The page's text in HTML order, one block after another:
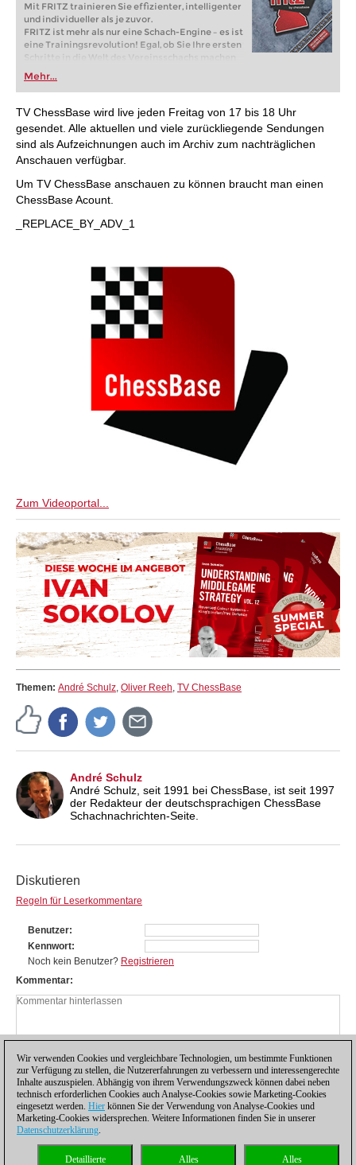
Mit FRITZ trainieren Sie effizienter, intelligenter
und individueller als je zuvor.
FRITZ ist mehr als nur eine Schach-Engine – es ist
eine Trainingsrevolution! Egal, ob Sie Ihre ersten
Schritte in die Welt des Vereinsschachs machen
oder bereits auf Turnierniveau spielen: Mit
FRITZ trainieren Sie effizienter, intelligenter und
individueller als je zuvor.
Mehr...
TV ChessBase wird live jeden Freitag von 17 bis 18 Uhr
gesendet. Alle aktuellen und viele zurückliegende Sendungen
sind als Aufzeichnungen auch im Archiv zum nachträglichen
Anschauen verfügbar.
Um TV ChessBase anschauen zu können braucht man einen
ChessBase Acount.
_REPLACE_BY_ADV_1
Zum Videoportal...
Themen: André Schulz, Oliver Reeh, TV ChessBase
André Schulz
André Schulz, seit 1991 bei ChessBase, ist seit 1997
der Redakteur der deutschsprachigen ChessBase
Schachnachrichten-Seite.
Diskutieren
Regeln für Leserkommentare
Benutzer
Kennwort
Noch kein Benutzer? Registrieren
Kommentar
Datenschutzhinweis| Kontakt| |Lizenzen
Wir verwenden Cookies und vergleichbare Technologien, um bestimmte Funktionen
zur Verfügung zu stellen, die Nutzererfahrungen zu verbessern und interessengerechte
Inhalte auszuspielen. Abhängig von ihrem Verwendungszweck können dabei neben
technisch erforderlichen Cookies auch Analyse-Cookies sowie Marketing-Cookies
eingesetzt werden. Hier können Sie der Verwendung von Analyse-Cookies und
Marketing-Cookies widersprechen. Weitere Informationen finden Sie in unserer
Datenschutzerklärung.
Alles
Alles
Detaillierte